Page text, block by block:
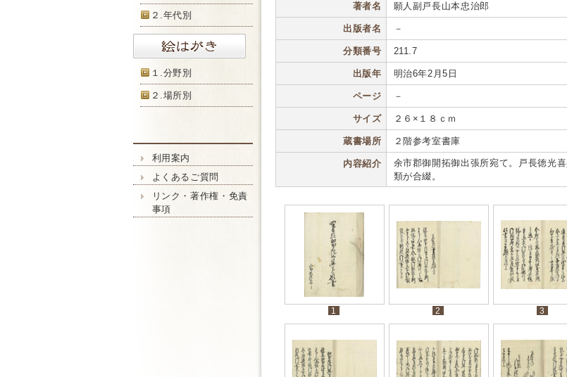
２.年代別
１.分野別
２.場所別
利用案内
よくあるご質問
リンク・著作権・免責
事項
著者名 願人副戸長山本忠治郎
出版者名 －
分類番号 211.7
出版年 明治6年2月5日
ページ －
サイズ ２６×１８ｃｍ
蔵書場所 ２階参考室書庫
内容紹介
余市郡御開拓御出張所宛て。戸長徳光
類が合綴。
1 2 3